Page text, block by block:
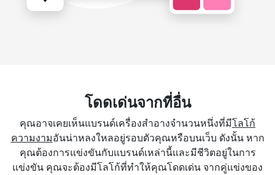
โดดเด่นจากที่อื่น
คุณอาจเคยเห็นแบรนด์เครื่องสำอางจำนวนหนึ่งที่มีโลโก้
ความงามอันน่าหลงใหลอยู่รอบตัวคุณหรือบนเว็บ ดังนั้น หาก
คุณต้องการแข่งขันกับแบรนด์เหล่านี้และมีชีวิตอยู่ในการ
แข่งขัน คุณจะต้องมีโลโก้ที่ทำให้คุณโดดเด่น จากคู่แข่งของ